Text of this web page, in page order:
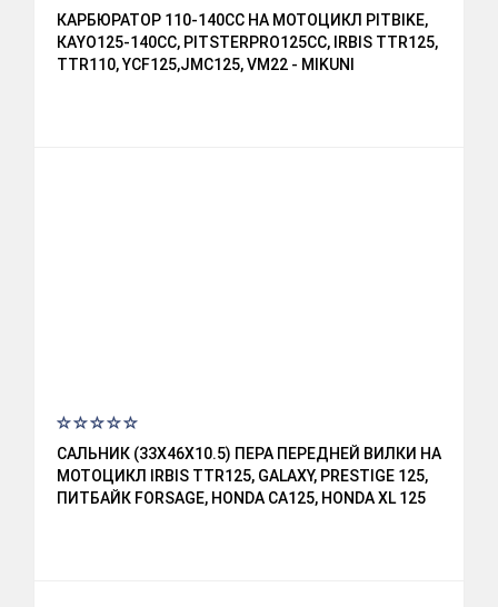
КАРБЮРАТОР 110-140CC НА МОТОЦИКЛ PITBIKE,
КАYО125-140СС, РITSTЕRРRО125СС, IRBIS TTR125,
TTR110, YCF125,JMC125, VM22 - MIKUNI
САЛЬНИК (33Х46Х10.5) ПЕРА ПЕРЕДНЕЙ ВИЛКИ НА
МОТОЦИКЛ IRBIS TTR125, GALAXY, PRESTIGE 125,
ПИТБАЙК FORSAGE, HONDA CA125, HONDA XL 125